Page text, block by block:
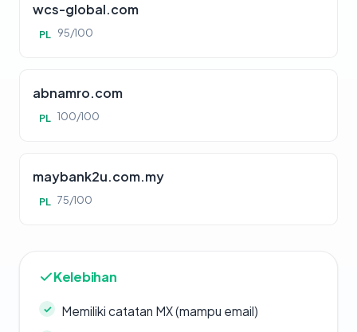
wcs-global.com
PL 95/100
abnamro.com
PL 100/100
maybank2u.com.my
PL 75/100
Kelebihan
Memiliki catatan MX (mampu email)